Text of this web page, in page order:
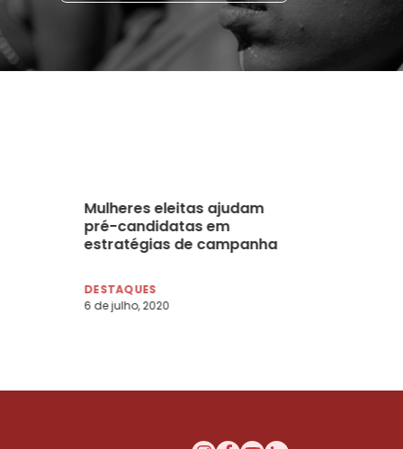
Mulheres eleitas ajudam
pré-candidatas em
estratégias de campanha
DESTAQUES
6 de julho, 2020